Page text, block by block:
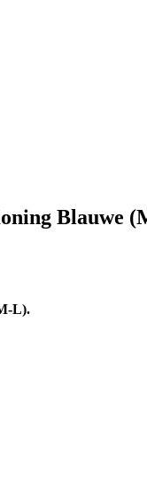
Blauwe
L).